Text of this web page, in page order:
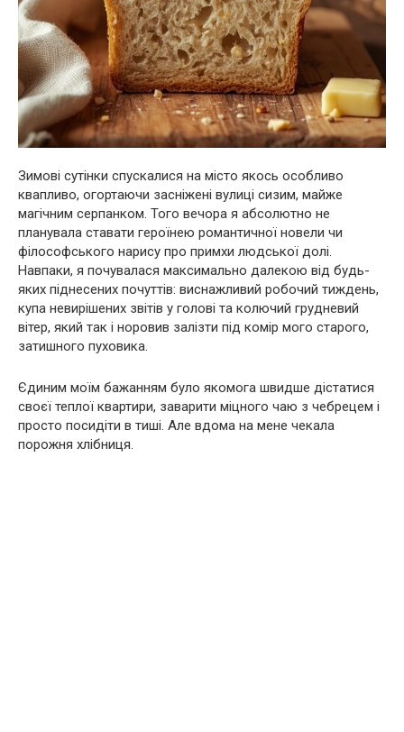
Зимові сутінки спускалися на місто якось особливо
квапливо, огортаючи засніжені вулиці сизим, майже
магічним серпанком. Того вечора я абсолютно не
планувала ставати героїнею романтичної новели чи
філософського нарису про примхи людської долі.
Навпаки, я почувалася максимально далекою від будь-
яких піднесених почуттів: виснажливий робочий тиждень,
купа невирішених звітів у голові та колючий грудневий
вітер, який так і норовив залізти під комір мого старого,
затишного пуховика.
Єдиним моїм бажанням було якомога швидше дістатися
своєї теплої квартири, заварити міцного чаю з чебрецем і
просто посидіти в тиші. Але вдома на мене чекала
порожня хлібниця.